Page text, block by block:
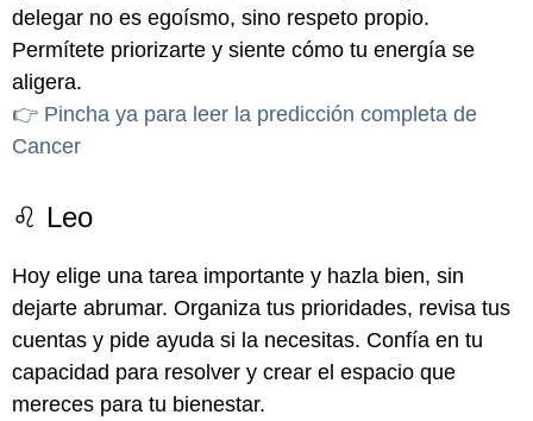
delegar no es egoísmo, sino respeto propio.
Permítete priorizarte y siente cómo tu energía se
aligera.
👉 Pincha ya para leer la predicción completa de
Cancer
♌ Leo
Hoy elige una tarea importante y hazla bien, sin
dejarte abrumar. Organiza tus prioridades, revisa tus
cuentas y pide ayuda si la necesitas. Confía en tu
capacidad para resolver y crear el espacio que
mereces para tu bienestar.